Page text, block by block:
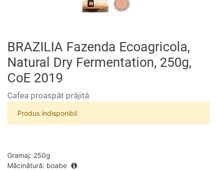
BRAZILIA Fazenda Ecoagricola,
Natural Dry Fermentation, 250g,
CoE 2019
Cafea proaspăt prăjită
Produs indisponibil
Gramaj: 250g
Măcinătură: boabe